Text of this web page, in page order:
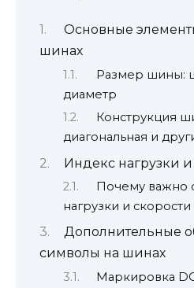
Основные
шинах
Размер шины:
диаметр
Конструкция
диагональная и
Индекс нагрузки и
Почему важно
нагрузки и скорости
Дополнительные
символы на шинах
Маркировка